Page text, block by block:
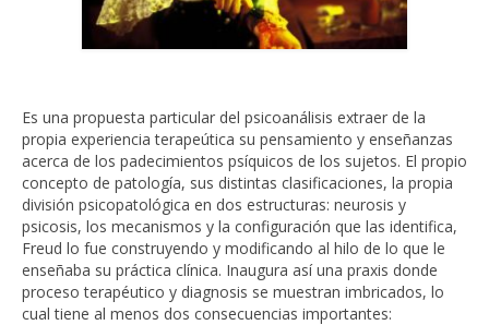
Es una propuesta particular del psicoanálisis extraer de la
propia experiencia terapeútica su pensamiento y enseñanzas
acerca de los padecimientos psíquicos de los sujetos. El propio
concepto de patología, sus distintas clasificaciones, la propia
división psicopatológica en dos estructuras: neurosis y
psicosis, los mecanismos y la configuración que las identifica,
Freud lo fue construyendo y modificando al hilo de lo que le
enseñaba su práctica clínica. Inaugura así una praxis donde
proceso terapéutico y diagnosis se muestran imbricados, lo
cual tiene al menos dos consecuencias importantes: